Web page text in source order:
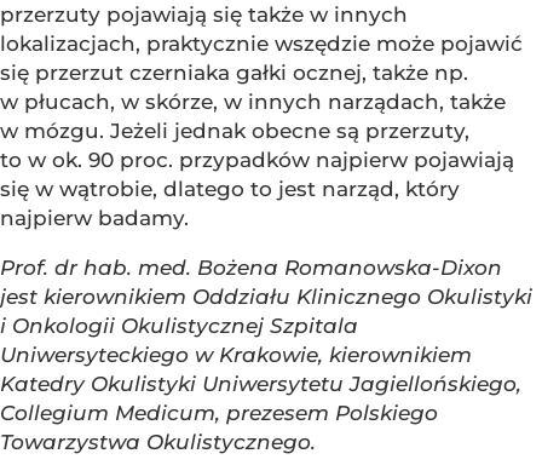
przerzuty pojawiają się także w innych
lokalizacjach, praktycznie wszędzie może pojawić
się przerzut czerniaka gałki ocznej, także np.
w płucach, w skórze, w innych narządach, także
w mózgu. Jeżeli jednak obecne są przerzuty,
to w ok. 90 proc. przypadków najpierw pojawiają
się w wątrobie, dlatego to jest narząd, który
najpierw badamy.
Prof. dr hab. med. Bożena Romanowska-Dixon
jest kierownikiem Oddziału Klinicznego Okulistyki
i Onkologii Okulistycznej Szpitala
Uniwersyteckiego w Krakowie, kierownikiem
Katedry Okulistyki Uniwersytetu Jagiellońskiego,
Collegium Medicum, prezesem Polskiego
Towarzystwa Okulistycznego.